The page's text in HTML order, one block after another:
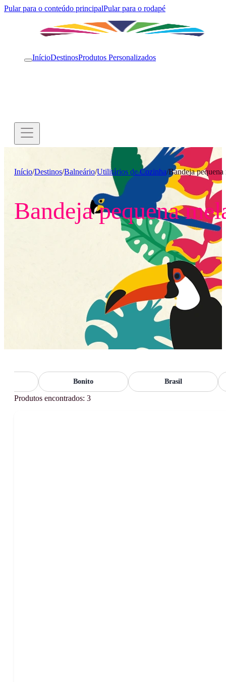
Pular para o conteúdo principalPular para o rodapé
InícioDestinosProdutos Personalizados
Início/Destinos/Balneário/Utilitários de Cozinha/Bandeja pequena
Bandeja pequena
Bonito Brasil
Produtos encontrados: 3